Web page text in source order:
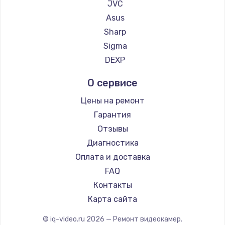
900 руб.
Заказать
Замена сенсорного датчика
1300 руб.
Заказать
Замена сигнальной лампы
1200 руб.
Замена системной платы
1500 руб.
Заказать
Замена температурного датчика
JVC
Asus
Sharp
Sigma
DEXP
О сервисе
Цены на ремонт
Гарантия
Отзывы
Диагностика
Оплата и доставка
FAQ
Контакты
Карта сайта
© iq-video.ru 2026 — Ремонт видеокамер.